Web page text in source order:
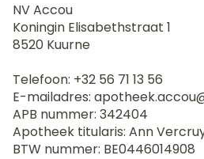
NV Accou
Koningin Elisabethstraat 1
8520 Kuurne
Telefoon: +32 56 71 13 56
E-mailadres:
APB nummer: 342404
Apotheek titularis: Ann
BTW nummer: BE0446014908